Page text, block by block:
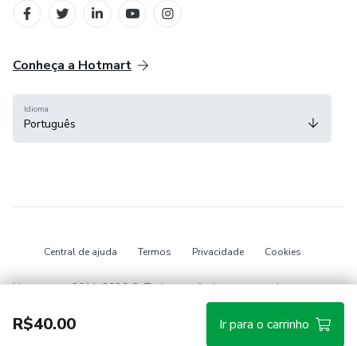
R$40.00 Ir para o carrinho
Conheça a Hotmart
Idioma
Português
Central de ajuda Termos Privacidade Cookies
Hotmart — 2011-2026 © Todos os direitos reservados.